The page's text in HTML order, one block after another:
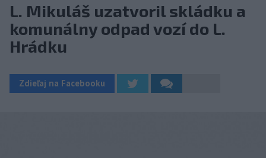
L. Mikuláš uzatvoril skládku a
komunálny odpad vozí do L.
Hrádku
Zdieľaj na Facebooku